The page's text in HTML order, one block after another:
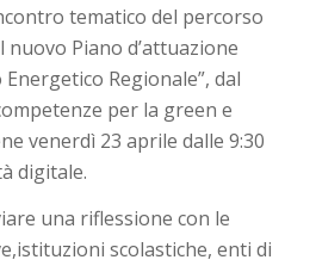
tematico del percorso
nuovo Piano d’attuazione
Regionale”, dal
per la green e
venerdì 23 aprile dalle 9:30
digitale.
una riflessione con le
scolastiche, enti di